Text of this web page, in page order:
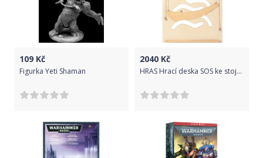
109 Kč
Figurka Yeti Shaman
2040 Kč
HRAS Hrací deska SOS ke stojanu